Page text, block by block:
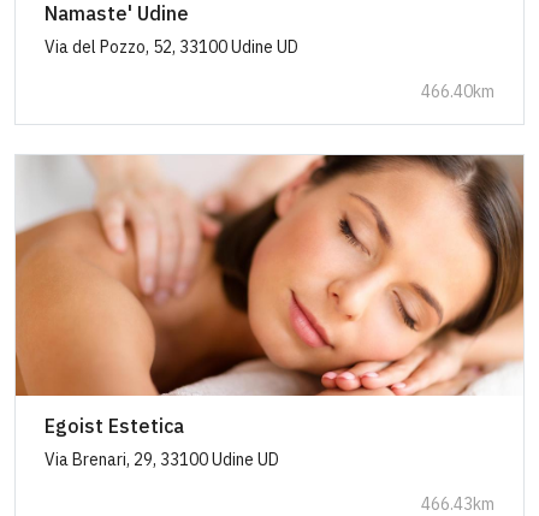
Namaste' Udine
Via del Pozzo, 52, 33100 Udine UD
466.40km
Egoist Estetica
Via Brenari, 29, 33100 Udine UD
466.43km